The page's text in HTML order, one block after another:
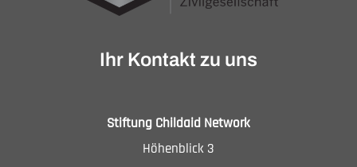
Ihr Kontakt zu uns
Stiftung Childaid Network
Höhenblick 3